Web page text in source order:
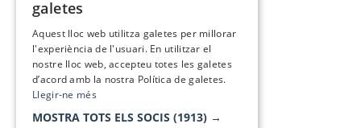
galetes
Aquest lloc web utilitza galetes per millorar
l'experiència de l'usuari. En utilitzar el
nostre lloc web, accepteu totes les galetes
d’acord amb la nostra Política de galetes.
Llegir-ne més
MOSTRA TOTS ELS SOCIS (1913) →